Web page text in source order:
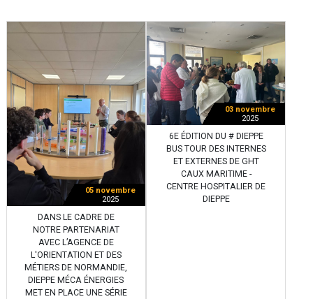
05 novembre
2025
DANS LE CADRE DE
NOTRE PARTENARIAT
AVEC L’AGENCE DE
L'ORIENTATION ET DES
MÉTIERS DE NORMANDIE,
DIEPPE MÉCA ÉNERGIES
MET EN PLACE UNE SÉRIE
03 novembre
2025
6E ÉDITION DU # DIEPPE
BUS TOUR DES INTERNES
ET EXTERNES DE GHT
CAUX MARITIME -
CENTRE HOSPITALIER DE
DIEPPE